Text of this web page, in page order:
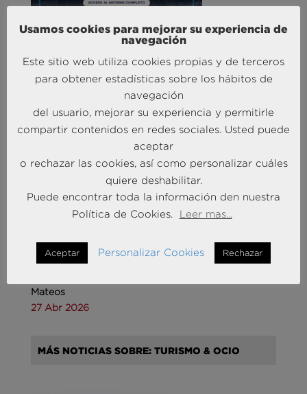
Liderando la Experiencia | Observatorio de las
Entidades Bancarias
MÁS NOTICIAS SOBRE: INTELIGENCIA
ARTIFICIAL
Andersen Consulting refuerza su equipo en España
Mateos
27 Abr 2026
MÁS NOTICIAS SOBRE: TURISMO & OCIO
Usamos cookies para mejorar su experiencia de
navegación
Este sitio web utiliza cookies propias y de terceros
para obtener estadísticas sobre los hábitos de
navegación
del usuario, mejorar su experiencia y permitirle
compartir contenidos en redes sociales. Usted puede
aceptar
o rechazar las cookies, así como personalizar cuáles
quiere deshabilitar.
Puede encontrar toda la información den nuestra
Política de Cookies.
Leer mas...
Aceptar Personalizar Cookies Rechazar